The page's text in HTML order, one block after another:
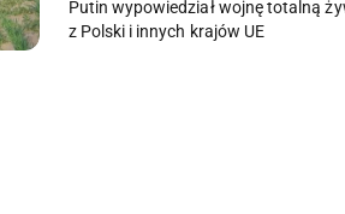
Putin wypowiedział wojnę totalną
z Polski i innych krajów UE